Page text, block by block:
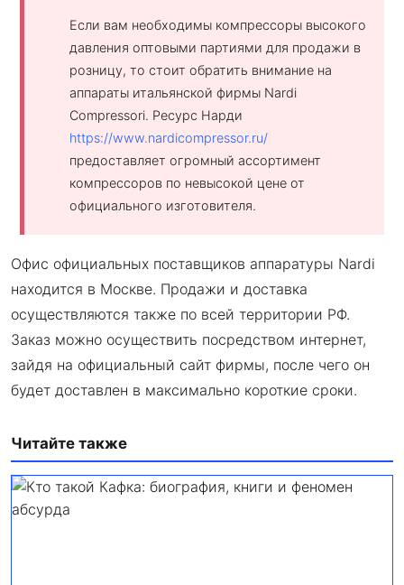
Если вам необходимы компрессоры высокого
давления оптовыми партиями для продажи в
розницу, то стоит обратить внимание на
аппараты итальянской фирмы Nardi
Compressori. Ресурс Нарди
https://www.nardicompressor.ru/
предоставляет огромный ассортимент
компрессоров по невысокой цене от
официального изготовителя.
Офис официальных поставщиков аппаратуры Nardi
находится в Москве. Продажи и доставка
осуществляются также по всей территории РФ.
Заказ можно осуществить посредством интернет,
зайдя на официальный сайт фирмы, после чего он
будет доставлен в максимально короткие сроки.
Читайте также